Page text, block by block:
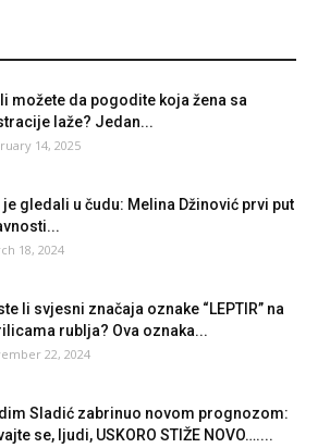
li možete da pogodite koja žena sa
laže? Jedan...
14, 2025
je gledali u čudu: Melina Džinović prvi put
18, 2024
li svjesni značaja oznake “LEPTIR” na
rublja? Ova oznaka...
22, 2024
Sladić zabrinuo novom prognozom:
se, ljudi, USKORO STIŽE NOVO…....